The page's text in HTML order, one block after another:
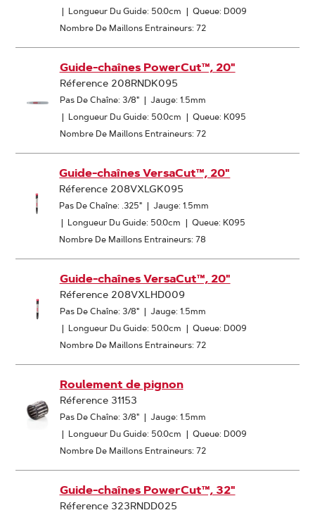
| Longueur Du Guide: 50.0cm | Queue: D009
Nombre De Maillons Entraineurs: 72
Guide-chaînes PowerCut™, 20"
Réference 208RNDK095
Pas De Chaîne: 3/8" | Jauge: 1.5mm
| Longueur Du Guide: 50.0cm | Queue: K095
Nombre De Maillons Entraineurs: 72
Guide-chaînes VersaCut™, 20"
Réference 208VXLGK095
Pas De Chaîne: .325" | Jauge: 1.5mm
| Longueur Du Guide: 50.0cm | Queue: K095
Nombre De Maillons Entraineurs: 78
Guide-chaînes VersaCut™, 20"
Réference 208VXLHD009
Pas De Chaîne: 3/8" | Jauge: 1.5mm
| Longueur Du Guide: 50.0cm | Queue: D009
Nombre De Maillons Entraineurs: 72
Roulement de pignon
Réference 31153
Pas De Chaîne: 3/8" | Jauge: 1.5mm
| Longueur Du Guide: 50.0cm | Queue: D009
Nombre De Maillons Entraineurs: 72
Guide-chaînes PowerCut™, 32"
Réference 323RNDD025